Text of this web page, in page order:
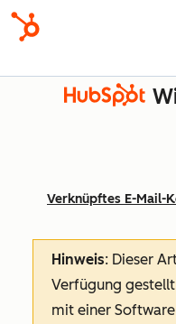
Verknüpftes E-Mail-
Hinweis: Dieser
Verfügung
mit einer